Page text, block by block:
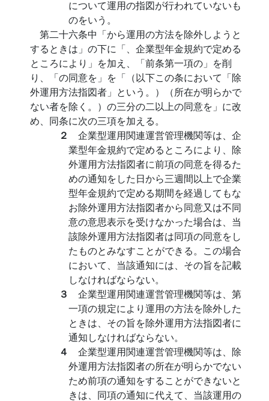
について運用の指図が行われていないも
のをいう。
第二十六条中「から運用の方法を除外しようと
するときは」の下に「、企業型年金規約で定める
ところにより」を加え、「前条第一項の」を削
り、「の同意を」を「（以下この条において「除
外運用方法指図者」という。）（所在が明らかで
ない者を除く。）の三分の二以上の同意を」に改
め、同条に次の三項を加える。
２ 企業型運用関連運営管理機関等は、企
業型年金規約で定めるところにより、除
外運用方法指図者に前項の同意を得るた
めの通知をした日から三週間以上で企業
型年金規約で定める期間を経過してもな
お除外運用方法指図者から同意又は不同
意の意思表示を受けなかった場合は、当
該除外運用方法指図者は同項の同意をし
たものとみなすことができる。この場合
において、当該通知には、その旨を記載
しなければならない。
３ 企業型運用関連運営管理機関等は、第
一項の規定により運用の方法を除外した
ときは、その旨を除外運用方法指図者に
通知しなければならない。
４ 企業型運用関連運営管理機関等は、除
外運用方法指図者の所在が明らかでない
ため前項の通知をすることができないと
きは、同項の通知に代えて、当該運用の